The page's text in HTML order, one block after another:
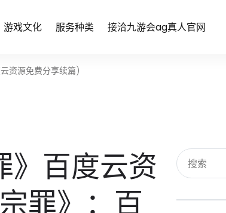
游戏文化 服务种类 接洽九游会ag真人官网
资源免费分享续篇)
》百度云资
罪》：百